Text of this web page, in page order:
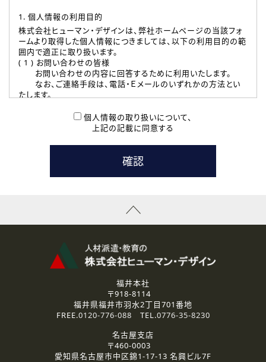
1. 個人情報の利用目的
株式会社ヒューマン・デザインは、弊社ホームページの当該フォ
ームより取得した個人情報につきましては、以下の利用目的の範
囲内で適正に取り扱います。
( 1 ) お問い合わせの皆様
お問い合わせの内容に回答するために利用いたします。
なお、ご連絡手段は、電話・Ｅメールのいずれかの方法とい
たします。
本登録に関するご連絡および本登録時の参考情報として利
たします。
( 3 ) スタッフ派遣を検討されている企業の皆様
お問い合わせの内容に回答するために利用いたします。
なお、ご連絡手段は、電話・Ｅメールのいずれかの方法とい
資料送付、受講相談に関するご連絡のために利用いたしま
その他、お問い合わせの内容に回答するために利用いたし
なお、ご連絡手段は、電話・Ｅメールのいずれかの方法とい
2.個人情報の第三者提供
ご提供いただいた個人情報は、法令等の規定に従う場合を除き、
3.個人情報の取り扱いの委託
弊社の定める個人情報保護の評価基準を満たした委託先に、個
個人情報の取り扱いについて、
上記の記載に同意する
福井本社
〒918-8114
福井県福井市羽水2丁目701番地
FREE.0120-776-088 TEL.0776-35-8230
名古屋支店
〒460-0003
愛知県名古屋市中区錦1-17-13 名興ビル7F